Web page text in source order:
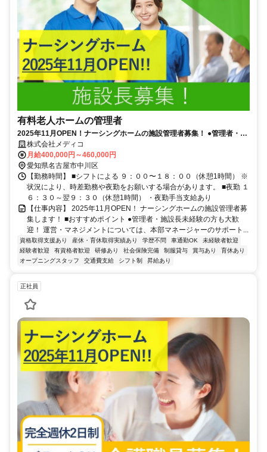
有料老人ホームの管理者
2025年11月OPEN！ナーシングホームの施設管理者募集！ ●管理者・施
設長未経験の方も大歓迎！●キャリアアップを目指したい方におすすめ
です！
株式会社メディコ
月給400,000円～460,000円
愛知県名古屋市中川区
【勤務時間】 ■シフトによる ９：００〜１８：００（休憩1時間） ※
状況により、時差勤務や夜勤をお願いする場合があります。 ■夜勤 １
６：３０～翌９：３０（休憩1時間） ・夜勤手当支給あり
【仕事内容】 2025年11月OPEN！ ナーシングホームの施設管理者募
集します！ ■おすすめポイント ●管理者・施設長未経験の方も大歓
迎！ 運営・マネジメントについては、本部マネージャーのサポート...
資格取得支援あり 産休・育休取得実績あり 学歴不問 車通勤OK
未経験者歓迎
経験者歓迎
有資格者歓迎 研修あり 社会保険完備 制服貸与 賞与あり
育休あり
オープニングスタッフ
交通費支給 シフト制 昇給あり
正社員